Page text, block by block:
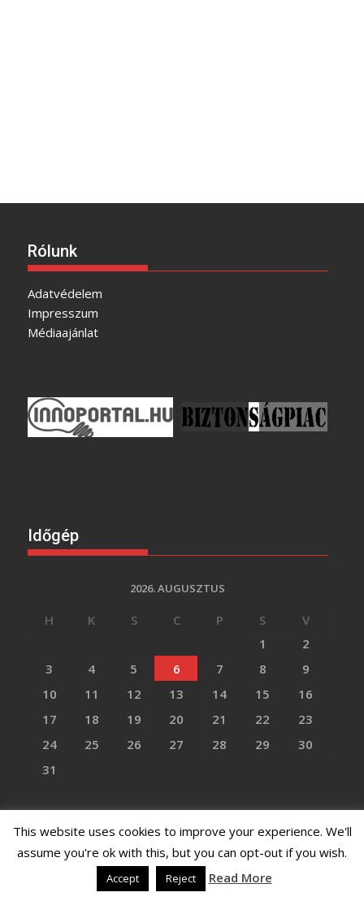
Rólunk
Adatvédelem
Impresszum
Médiaajánlat
Időgép
2026. AUGUSZTUS
H K S C P S
V
1
2
3
4 5 6 7 8
9
10
11 12 13 14 15
16
17
18 19 20 21 22
23
24
25 26 27 28 29
30
31
This website uses cookies to improve your experience. We'll
assume you're ok with this, but you can opt-out if you wish.
Accept Reject Read More